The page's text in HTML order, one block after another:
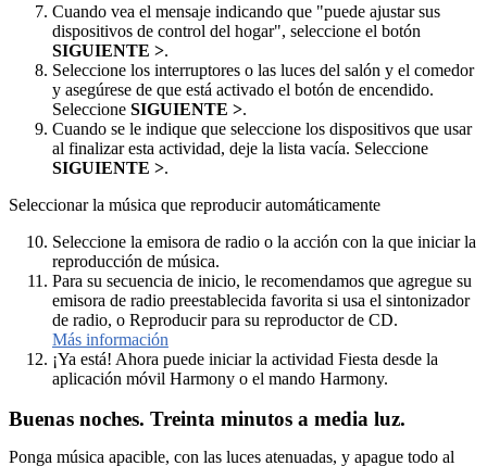
Cuando vea el mensaje indicando que "puede ajustar sus
dispositivos de control del hogar", seleccione el botón
SIGUIENTE >.
Seleccione los interruptores o las luces del salón y el comedor
y asegúrese de que está activado el botón de encendido.
Seleccione SIGUIENTE >.
Cuando se le indique que seleccione los dispositivos que usar
al finalizar esta actividad, deje la lista vacía. Seleccione
SIGUIENTE >.
Seleccionar la música que reproducir automáticamente
Seleccione la emisora de radio o la acción con la que iniciar la
reproducción de música.
Para su secuencia de inicio, le recomendamos que agregue su
emisora de radio preestablecida favorita si usa el sintonizador
de radio, o Reproducir para su reproductor de CD.
Más información
¡Ya está! Ahora puede iniciar la actividad Fiesta desde la
aplicación móvil Harmony o el mando Harmony.
Buenas noches. Treinta minutos a media luz.
Ponga música apacible, con las luces atenuadas, y apague todo al